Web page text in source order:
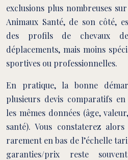
exclusions plus nombreuses
Animaux Santé, de son côté,
des profils de chevaux
déplacements, mais moins
sportives ou professionnelles.
En pratique, la bonne
plusieurs devis comparatifs
les mêmes données (âge,
santé). Vous constaterez
rarement en bas de l’échelle
garanties/prix reste